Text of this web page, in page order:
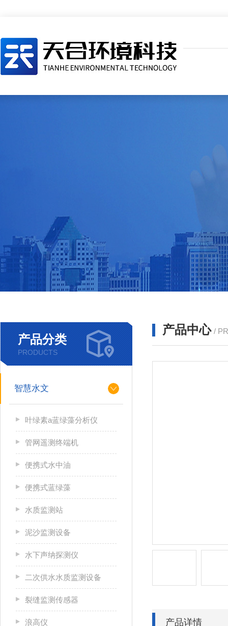
产品分类
PRODUCTS
智慧水文
叶绿素a蓝绿藻分析仪
管网遥测终端机
便携式水中油
便携式蓝绿藻
水质监测站
泥沙监测设备
水下声纳探测仪
二次供水水质监测设备
裂缝监测传感器
浪高仪
产品中心 /
产品详情